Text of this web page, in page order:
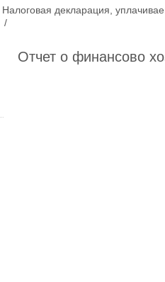
Налоговая декларация,
/
Отчет о финансово